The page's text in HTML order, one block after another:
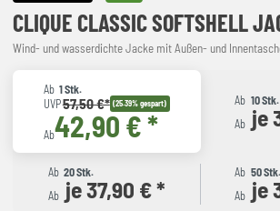
CLIQUE CLASSIC SOFTSHELL
Wind- und wasserdichte Jacke mit Außen- und
Ab 1 Stk.
UVP57,50 €* (25.39% gespart)
Ab42,90 € *
Ab 10 Stk.
Ab je
Ab 20 Stk.
Ab je 37,90 € *
Ab 50 Stk.
Ab je